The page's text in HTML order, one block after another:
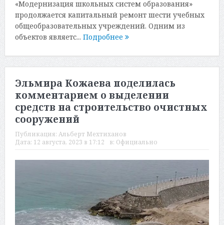
«Модернизация школьных систем образования»
продолжается капитальный ремонт шести учебных
общеобразовательных учреждений. Одним из
объектов являетс... Подробнее
Эльмира Кожаева поделилась
комментарием о выделении
средств на строительство очистных
сооружений
Публикация: Альберт Мехтиханов
Дата: 12 августа, 2023 в 17:12 в: Официально